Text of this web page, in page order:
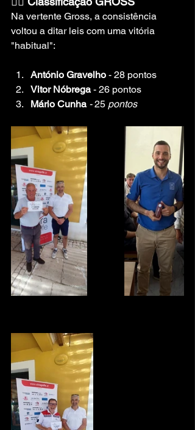
Na vertente Gross, a consistência
voltou a ditar leis com uma vitória
"habitual":
António Gravelho - 28 pontos
Vitor Nóbrega - 26 pontos
Mário Cunha - 25 pontos